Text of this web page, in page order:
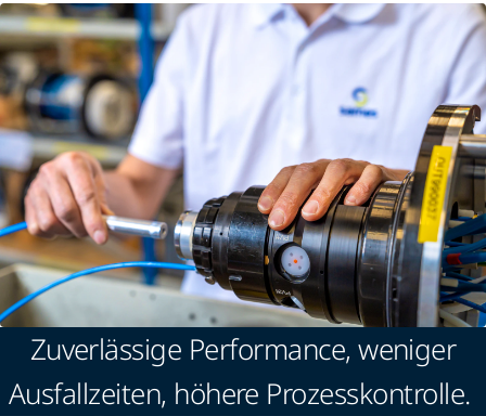
Zuverlässige Performance, weniger
Ausfallzeiten, höhere Prozesskontrolle.